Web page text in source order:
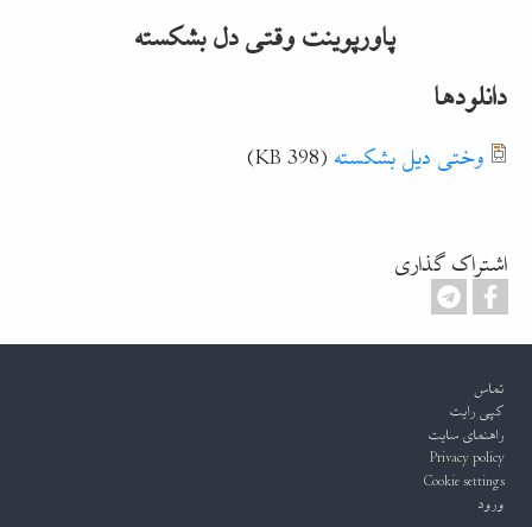
پاورپوینت وقتی دل بشکسته
دانلودها
Document
وختی دیل بشکسته(398 KB)
اشتراک گذاری
تماس
کپی رایت
راهنمای سایت
Privacy policy
Cookie settings
ورود